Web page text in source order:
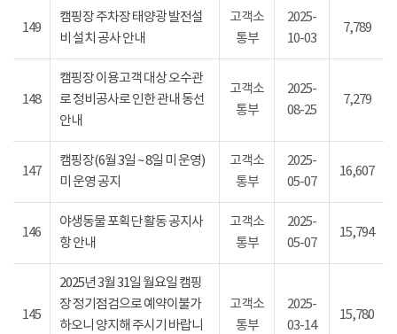
149
캠핑장 주차장 태양광 발전설
비 설치 공사 안내
고객소
통부
2025-
10-03
7,789
148
캠핑장 이용고객 대상 오수관
로 정비공사로 인한 관내 동선
안내
고객소
통부
2025-
08-25
7,279
147
캠핑장(6월 3일 ~ 8일 미 운영)
미 운영 공지
고객소
통부
2025-
05-07
16,607
146
야생동물 포획단 활동 공지사
항 안내
고객소
통부
2025-
05-07
15,794
145
2025년 3월 31일 월요일 캠핑
장 정기점검으로 예약이불가
하오니 양지해 주시기 바랍니
고객소
통부
2025-
03-14
15,780